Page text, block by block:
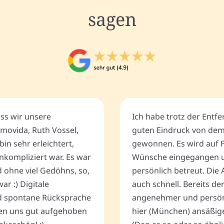
sagen
wir unsere
Ruth Vossel,
sehr erleichtert,
war. Es war
viel Gedöhns, so,
:) Digitale
Rücksprache
uns gut aufgehoben
Ich habe trotz der
guten Eindruck von
gewonnen. Es wird auf
Wünsche eingegangen
persönlich betreut. Die
auch schnell. Bereits
angenehmer und
hier (München)